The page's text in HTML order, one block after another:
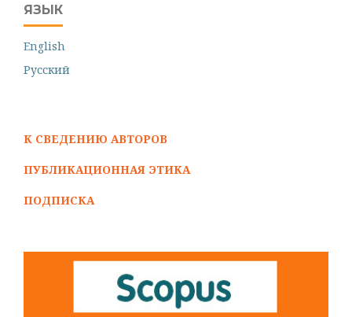
ЯЗЫК
English
Русский
К СВЕДЕНИЮ АВТОРОВ
ПУБЛИКАЦИОННАЯ ЭТИКА
ПОДПИСКА